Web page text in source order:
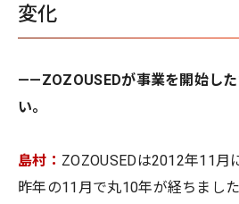
変化
——ZOZOUSEDが事業を開始し
い。
島村： ZOZOUSEDは2012年11月
昨年の11月で丸10年が経ちまし